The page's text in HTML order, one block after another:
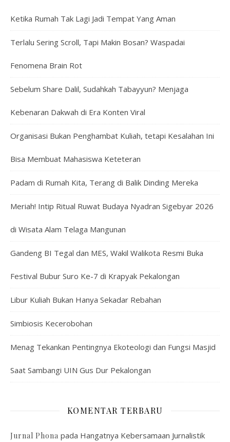
Ketika Rumah Tak Lagi Jadi Tempat Yang Aman
Terlalu Sering Scroll, Tapi Makin Bosan? Waspadai
Fenomena Brain Rot
Sebelum Share Dalil, Sudahkah Tabayyun? Menjaga
Kebenaran Dakwah di Era Konten Viral
Organisasi Bukan Penghambat Kuliah, tetapi Kesalahan Ini
Bisa Membuat Mahasiswa Keteteran
Padam di Rumah Kita, Terang di Balik Dinding Mereka
Meriah! Intip Ritual Ruwat Budaya Nyadran Sigebyar 2026
di Wisata Alam Telaga Mangunan
Gandeng BI Tegal dan MES, Wakil Walikota Resmi Buka
Festival Bubur Suro Ke-7 di Krapyak Pekalongan
Libur Kuliah Bukan Hanya Sekadar Rebahan
Simbiosis Kecerobohan
Menag Tekankan Pentingnya Ekoteologi dan Fungsi Masjid
Saat Sambangi UIN Gus Dur Pekalongan
KOMENTAR TERBARU
Jurnal Phona pada Hangatnya Kebersamaan Jurnalistik